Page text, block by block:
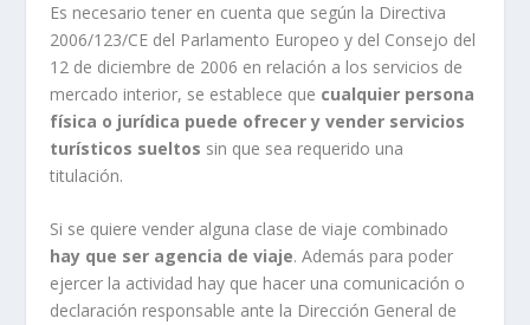
Es necesario tener en cuenta que según la Directiva
2006/123/CE del Parlamento Europeo y del Consejo del
12 de diciembre de 2006 en relación a los servicios de
mercado interior, se establece que cualquier persona
física o jurídica puede ofrecer y vender servicios
turísticos sueltos sin que sea requerido una
titulación.
Si se quiere vender alguna clase de viaje combinado
hay que ser agencia de viaje. Además para poder
ejercer la actividad hay que hacer una comunicación o
declaración responsable ante la Dirección General de